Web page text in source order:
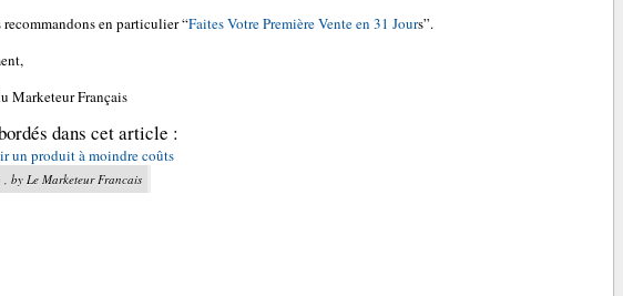
recommandons en particulier “Faites Votre Première Vente en 31 Jours”.
Marketeur Français
dans cet article :
un produit à moindre coûts
, by Le Marketeur Francais